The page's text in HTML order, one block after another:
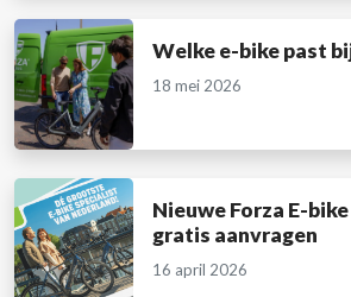
Welke e-bike past
18 mei 2026
Nieuwe Forza E-
gratis aanvragen
16 april 2026